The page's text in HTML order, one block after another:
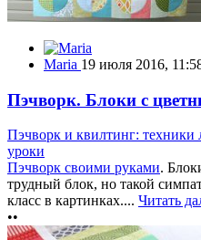
Maria 19 июля 2016,
Пэчворк. Блоки с
Пэчворк и квилтинг: техники
уроки
Пэчворк своими руками.
трудный блок, но такой
класс в картинках.... Читать
••